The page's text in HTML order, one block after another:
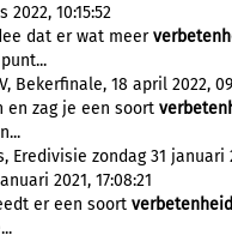
10:15:52
dat er wat meer
Bekerfinale, 18 april 2022,
en zag je een soort
Eredivisie zondag 31 januari
2021, 17:08:21
er een soort verbetenheid